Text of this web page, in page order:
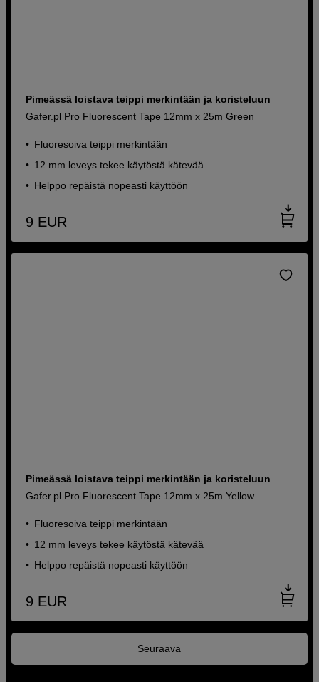
Pimeässä loistava teippi merkintään ja koristeluun
Gafer.pl Pro Fluorescent Tape 12mm x 25m Green
Fluoresoiva teippi merkintään
12 mm leveys tekee käytöstä kätevää
Helppo repäistä nopeasti käyttöön
9 EUR
Pimeässä loistava teippi merkintään ja koristeluun
Gafer.pl Pro Fluorescent Tape 12mm x 25m Yellow
Fluoresoiva teippi merkintään
12 mm leveys tekee käytöstä kätevää
Helppo repäistä nopeasti käyttöön
9 EUR
Seuraava